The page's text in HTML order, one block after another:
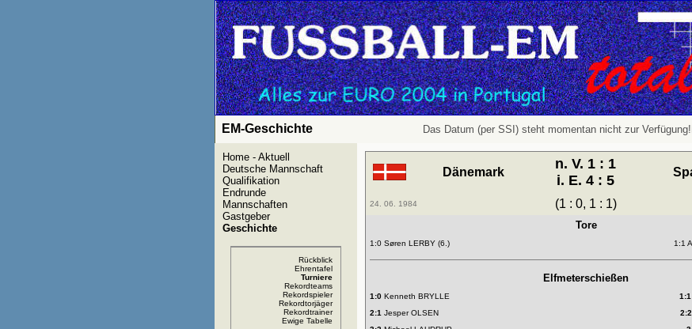
EM-Geschichte Das Datum (per SSI) steht momentan nicht zur
Home - Aktuell
Deutsche Mannschaft
Qualifikation
Endrunde
Mannschaften
Gastgeber
Geschichte
Rückblick
Ehrentafel
Turniere
Rekordteams
Rekordspieler
Rekordtorjäger
Rekordtrainer
Ewige Tabelle
Dänemark
n. V. 1 : 1
i. E. 4 : 5
24. 06. 1984 (1 : 0, 1 : 1)
Tore
1:0 Søren LERBY (6.) 1:1
Elfmeterschießen
1:0 Kenneth BRYLLE 1:1
2:1 Jesper OLSEN 2:2